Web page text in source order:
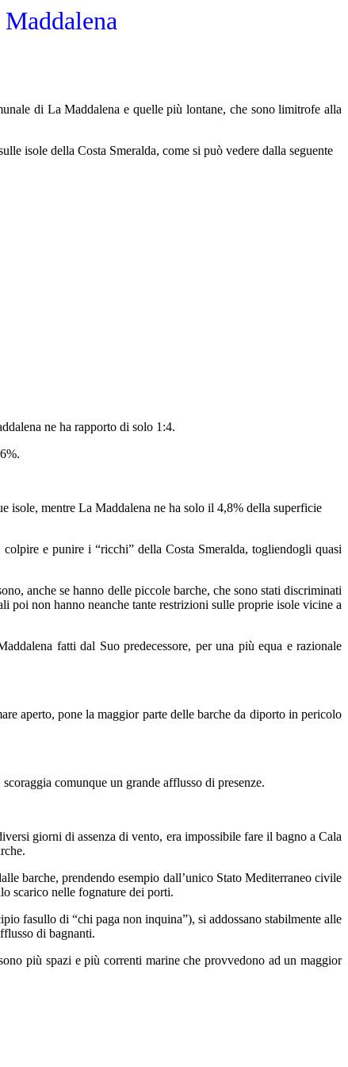
di La Maddalena e quelle più lontane, che sono limitrofe alla
isole della Costa Smeralda, come si può vedere dalla seguente
ne ha rapporto di solo 1:4.
isole, mentre La Maddalena ne ha solo il 4,8% della superficie
e punire i “ricchi” della Costa Smeralda, togliendogli quasi
anche se hanno delle piccole barche, che sono stati discriminati
poi non hanno neanche tante restrizioni sulle proprie isole vicine a
fatti dal Suo predecessore, per una più equa e razionale
aperto, pone la maggior parte delle barche da diporto in pericolo
comunque un grande afflusso di presenze.
giorni di assenza di vento, era impossibile fare il bagno a Cala
barche, prendendo esempio dall’unico Stato Mediterraneo civile
scarico nelle fognature dei porti.
fasullo di “chi paga non inquina”), si addossano stabilmente alle
di bagnanti.
più spazi e più correnti marine che provvedono ad un maggior